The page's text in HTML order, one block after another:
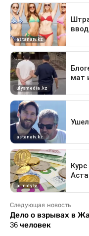
Следующая новость
Дело о взрывах в
36 человек